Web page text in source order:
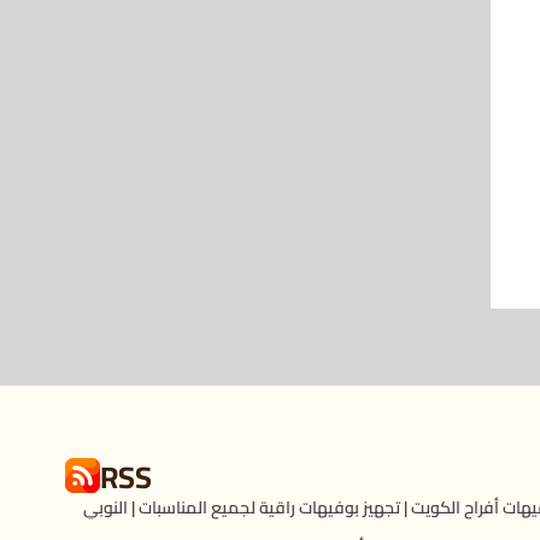
RSS
أفراح الكويت | تجهيز بوفيهات راقية لجميع المناسبات | النوبي